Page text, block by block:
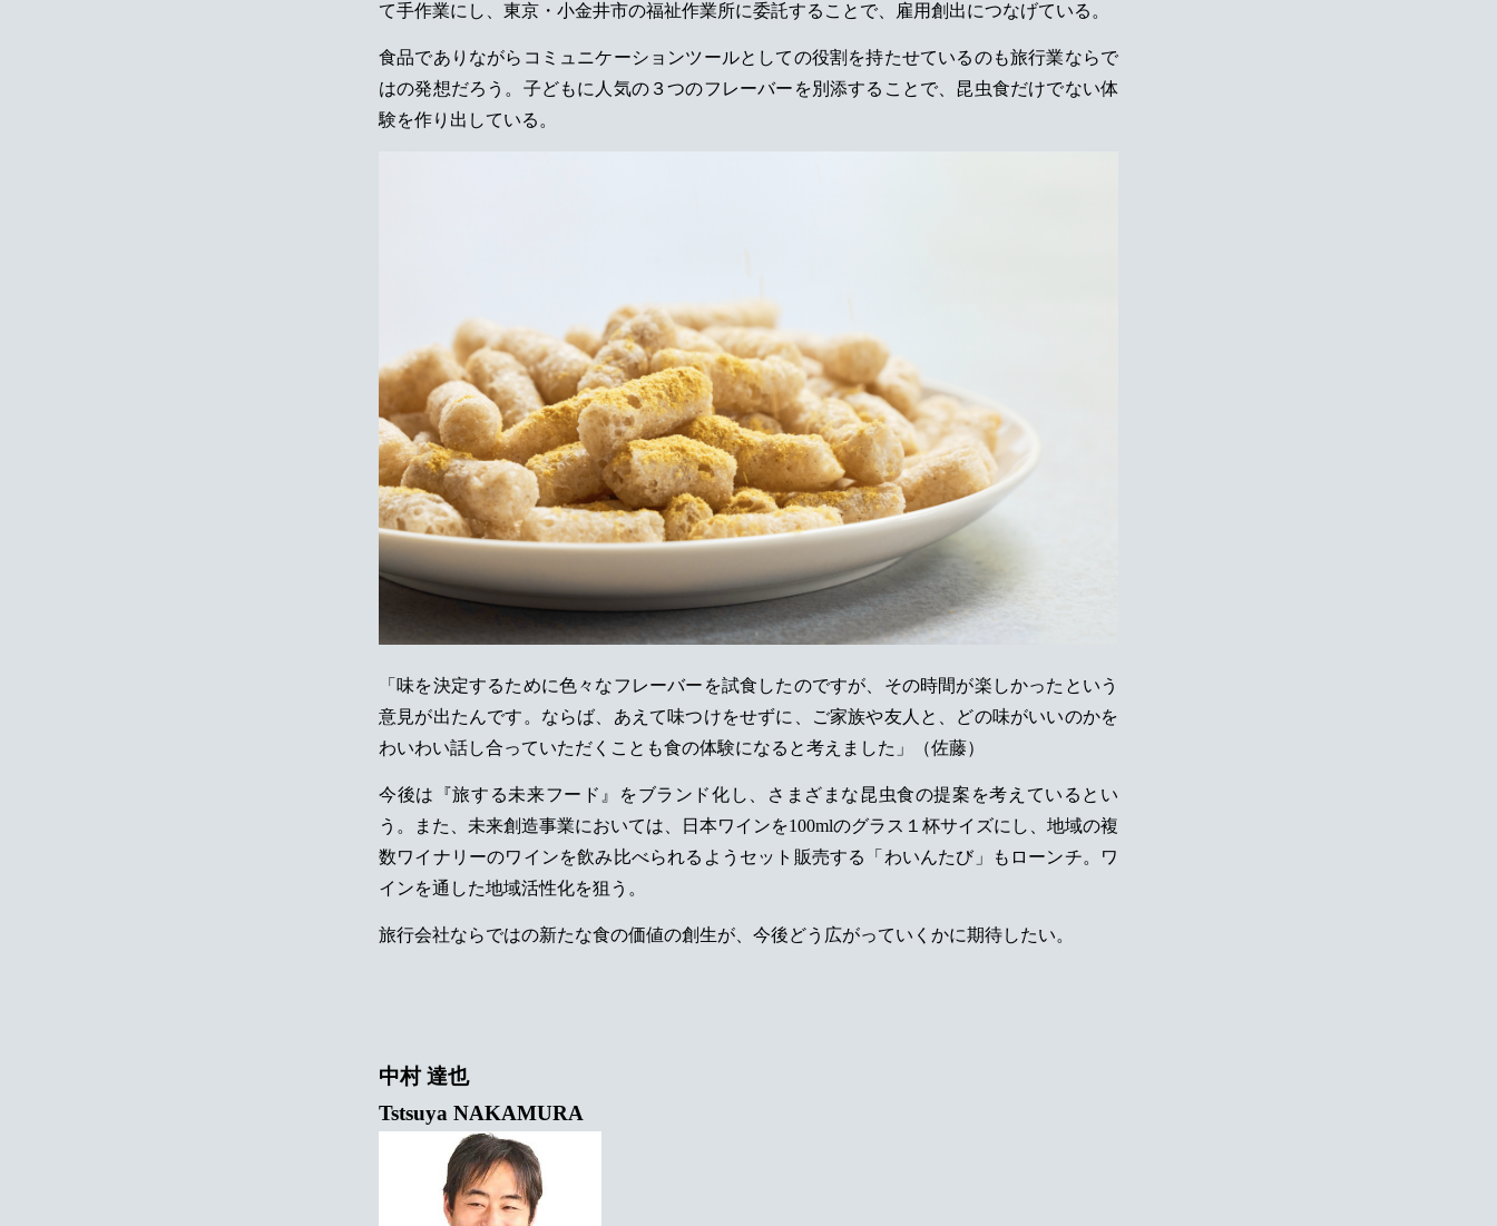
て手作業にし、東京・小金井市の福祉作業所に委託することで、雇用創出につなげている。
食品でありながらコミュニケーションツールとしての役割を持たせているのも旅行業ならで
はの発想だろう。子どもに人気の３つのフレーバーを別添することで、昆虫食だけでない体
験を作り出している。
「味を決定するために色々なフレーバーを試食したのですが、その時間が楽しかったという
意見が出たんです。ならば、あえて味つけをせずに、ご家族や友人と、どの味がいいのかを
わいわい話し合っていただくことも食の体験になると考えました」（佐藤）
今後は『旅する未来フード』をブランド化し、さまざまな昆虫食の提案を考えているとい
う。また、未来創造事業においては、日本ワインを100mlのグラス１杯サイズにし、地域の複
数ワイナリーのワインを飲み比べられるようセット販売する「わいんたび」もローンチ。ワ
インを通した地域活性化を狙う。
旅行会社ならではの新たな食の価値の創生が、今後どう広がっていくかに期待したい。
中村 達也
Tstsuya NAKAMURA